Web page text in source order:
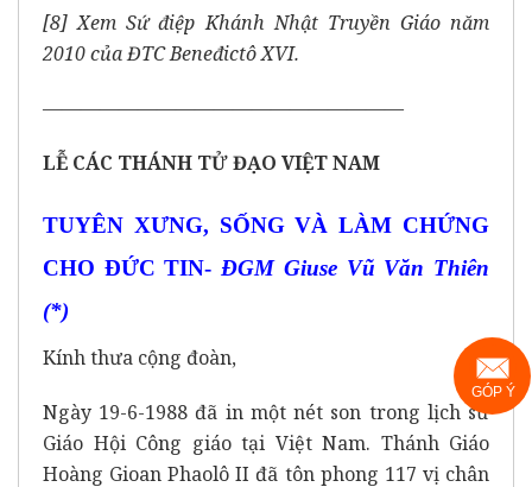
[8] Xem Sứ điệp Khánh Nhật Truyền Giáo năm
2010 của ĐTC Beneđictô XVI.
———————————————————
LỄ CÁC THÁNH TỬ ĐẠO VIỆT NAM
TUYÊN XƯNG, SỐNG VÀ LÀM CHỨNG
CHO ĐỨC TIN- ĐGM Giuse Vũ Văn Thiên
(*)
Kính thưa cộng đoàn,
Ngày 19-6-1988 đã in một nét son trong lịch sử
Giáo Hội Công giáo tại Việt Nam. Thánh Giáo
Hoàng Gioan Phaolô II đã tôn phong 117 vị chân
GÓP Ý